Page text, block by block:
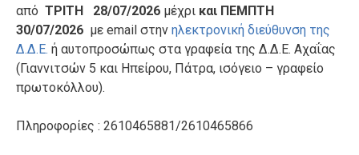
από ΤΡΙΤΗ 28/07/2026 μέχρι και ΠΕΜΠΤΗ
30/07/2026 με email στην ηλεκτρονική διεύθυνση της
Δ.Δ.Ε. ή αυτοπροσώπως στα γραφεία της Δ.Δ.Ε. Αχαΐας
(Γιαννιτσών 5 και Ηπείρου, Πάτρα, ισόγειο – γραφείο
πρωτοκόλλου).
Πληροφορίες : 2610465881/2610465866